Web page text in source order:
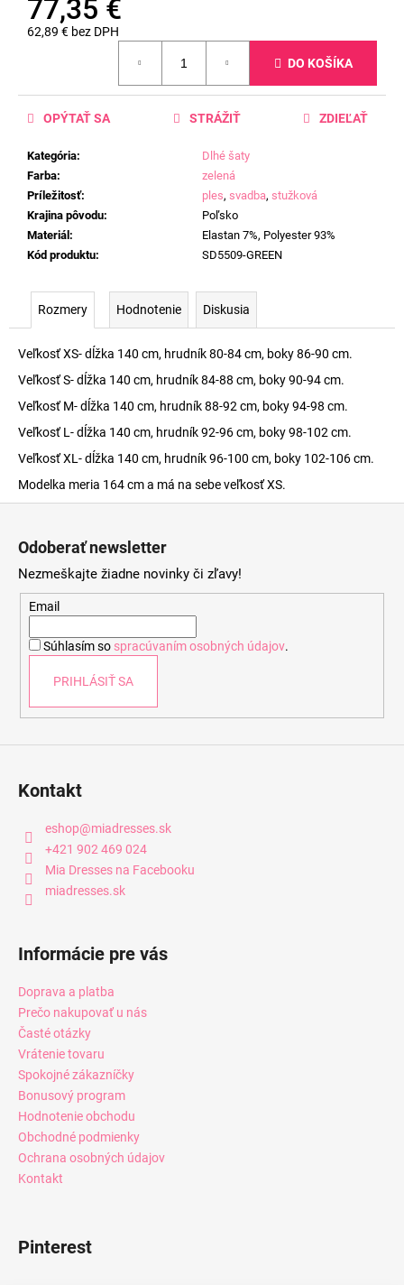
77,35 €
62,89 € bez DPH
DO KOŠÍKA
Kategória:
Dlhé šaty
Farba:
zelená
Príležitosť: ples, svadba, stužková
Krajina pôvodu:
Poľsko
Materiál :
Elastan 7%, Polyester 93%
Kód produktu: SD5509-GREEN
OPÝTAŤ SA STRÁŽIŤ ZDIEĽAŤ
Rozmery Hodnotenie Diskusia
Veľkosť XS- dĺžka 140 cm, hrudník 80-84 cm, boky 86-90 cm.
Veľkosť S- dĺžka 140 cm, hrudník 84-88 cm, boky 90-94 cm.
Veľkosť M- dĺžka 140 cm, hrudník 88-92 cm, boky 94-98 cm.
Veľkosť L- dĺžka 140 cm, hrudník 92-96 cm, boky 98-102 cm.
Veľkosť XL- dĺžka 140 cm, hrudník 96-100 cm, boky 102-106 cm.
Modelka meria 164 cm a má na sebe veľkosť XS.
Odoberať newsletter
Nezmeškajte žiadne novinky či zľavy!
Email
Súhlasím so spracúvaním osobných údajov.
PRIHLÁSIŤ SA
Kontakt
eshop@miadresses.sk
+421 902 469 024
Mia Dresses na Facebooku
miadresses.sk
Informácie pre vás
Doprava a platba
Prečo nakupovať u nás
Časté otázky
Vrátenie tovaru
Spokojné zákazníčky
Bonusový program
Hodnotenie obchodu
Obchodné podmienky
Ochrana osobných údajov
Kontakt
Pinterest